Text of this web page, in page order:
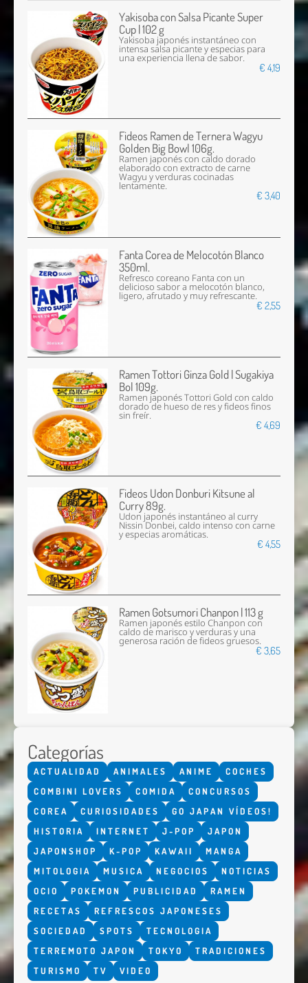
Yakisoba con Salsa Picante Super
Cup | 102 g
Yakisoba japonés instantáneo con
intensa salsa picante y especias para
una experiencia llena de sabor.
€ 4,19
Fideos Ramen de Ternera Wagyu
Golden Big Bowl 106g.
Ramen japonés con caldo dorado
elaborado con extracto de carne
Wagyu y verduras cocinadas
lentamente.
€ 3,40
Fanta Corea de Melocotón Blanco
350ml.
Refresco coreano Fanta con un
delicioso sabor a melocotón blanco,
ligero, afrutado y muy refrescante.
€ 2,55
Ramen Tottori Ginza Gold | Sugakiya
Bol 109g.
Ramen japonés Tottori Gold con caldo
dorado de hueso de res y fideos finos
sin freír.
€ 4,69
Fideos Udon Donburi Kitsune al
Curry 89g.
Udon japonés instantáneo al curry
Nissin Donbei, caldo intenso con carne
y especias aromáticas.
€ 4,55
Ramen Gotsumori Chanpon | 113 g
Ramen japonés estilo Chanpon con
caldo de marisco y verduras y una
generosa ración de fideos gruesos.
€ 3,65
Categorías
ACTUALIDAD ANIMALES ANIME
COCHES
COMBINI LOVERS
COMIDA
CONCURSOS
COREA
CURIOSIDADES
GO JAPAN VÍDEOS!
HISTORIA
INTERNET J-POP
JAPON
JAPONSHOP
K-POP KAWAII
MANGA
MITOLOGIA
MUSICA NEGOCIOS
NOTICIAS
OCIO
POKEMON PUBLICIDAD
RAMEN
RECETAS
REFRESCOS JAPONESES
SOCIEDAD
SPOTS
TECNOLOGIA
TERREMOTO JAPON
TOKYO
TRADICIONES
TURISMO
TV VIDEO